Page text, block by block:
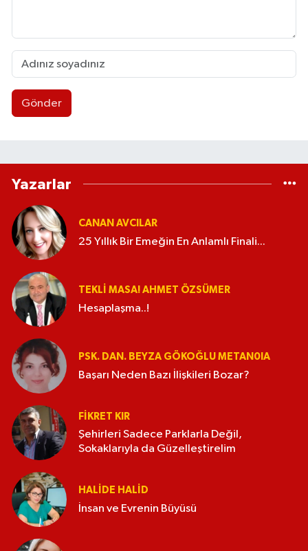
Gönder
Yazarlar
CANAN AVCILAR
25 Yıllık Bir Emeğin En Anlamlı Finali...
TEKLI MASA! AHMET ÖZSÜMER
Hesaplaşma..!
PSK. DAN. BEYZA GÖKOĞLU METAN0IA
Başarı Neden Bazı İlişkileri Bozar?
FIKRET KIR
Şehirleri Sadece Parklarla Değil,
Sokaklarıyla da Güzelleştirelim
HALIDE HALID
İnsan ve Evrenin Büyüsü